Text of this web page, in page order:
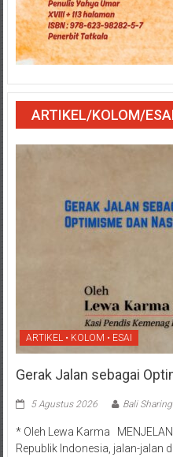
ARTIKEL/KOLOM/
ARTIKEL • KOLOM • ESAI
Gerak Jalan sebagai
5 Agustus 2026 Bali Sharing
* Oleh Lewa Karma
Republik Indonesia, jalan-jalan